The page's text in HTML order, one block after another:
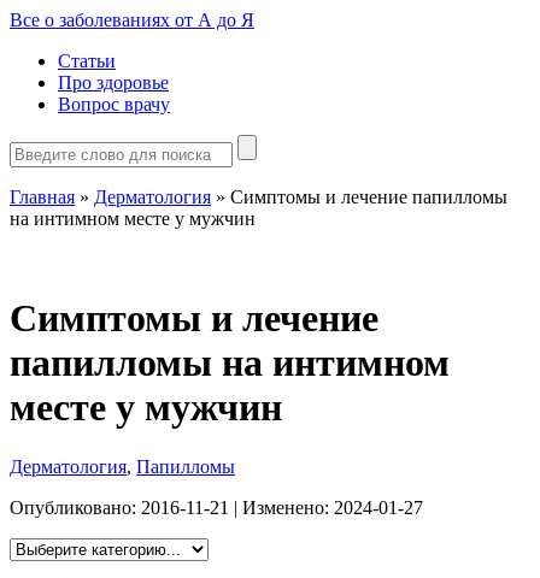
Все о заболеваниях от А до Я
Статьи
Про здоровье
Вопрос врачу
Главная » Дерматология » Симптомы и лечение папилломы
на интимном месте у мужчин
Симптомы и лечение
папилломы на интимном
месте у мужчин
Дерматология, Папилломы
Опубликовано: 2016-11-21 | Изменено: 2024-01-27